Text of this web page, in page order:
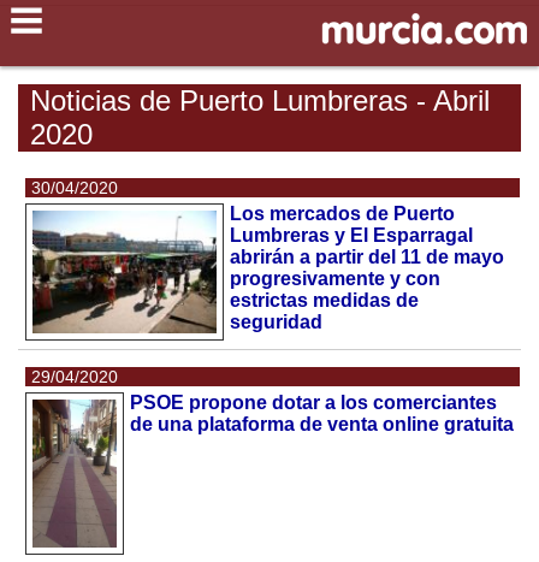
Noticias de Puerto Lumbreras - Abril
2020
30/04/2020
Los mercados de Puerto
Lumbreras y El Esparragal
abrirán a partir del 11 de mayo
progresivamente y con
estrictas medidas de
seguridad
29/04/2020
PSOE propone dotar a los comerciantes
de una plataforma de venta online gratuita